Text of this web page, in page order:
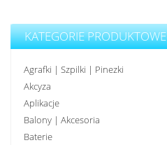
KATEGORIE PRODUKTOWE
Agrafki | Szpilki | Pinezki
Akcyza
Aplikacje
Balony | Akcesoria
Baterie